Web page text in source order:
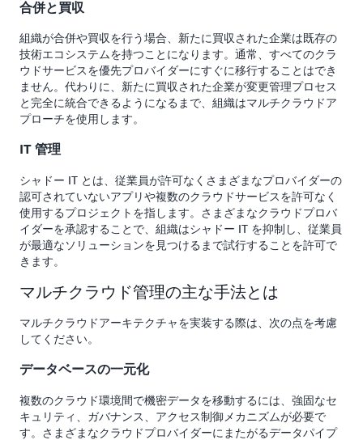
合併と買収
組織が合併や買収を行う場合、新たに買収された企業は既存の
技術エコシステムを持つことになります。通常、すべてのクラ
ウドサービスを優先プロバイダーにすぐに移行することはでき
ません。代わりに、新たに買収された企業が変更管理プロセス
と完全に統合できるようになるまで、組織はマルチクラウドア
プローチを使用します。
IT 管理
シャドー IT とは、従業員が許可なくさまざまなプロバイダーの
認可されていないアプリや複数のクラウドサービスを許可なく
使用するプロジェクトを指します。さまざまなクラウドプロバ
イダーを承認することで、組織はシャドー IT を抑制し、従業員
が最適なソリューションを見つけるまで試行することを許可で
きます。
マルチクラウド管理の主な手法とは
マルチクラウドアーキテクチャを実装する際は、次の点を考慮
してください。
データベースの一元化
複数のクラウド環境間で機密データを移動するには、強固なセ
キュリティ、ガバナンス、アクセス制御メカニズムが必要で
す。さまざまなクラウドプロバイダーにまたがるデータパイプ